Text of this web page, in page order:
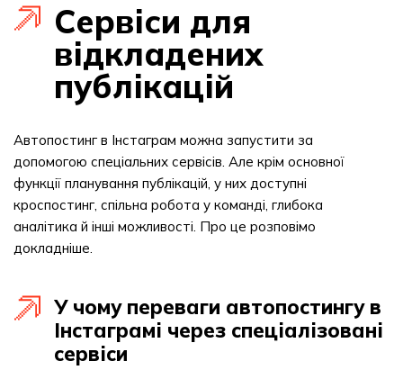
Сервіси для
відкладених
публікацій
Автопостинг в Інстаграм можна запустити за
допомогою спеціальних сервісів. Але крім основної
функції планування публікацій, у них доступні
кроспостинг, спільна робота у команді, глибока
аналітика й інші можливості. Про це розповімо
докладніше.
У чому переваги автопостингу в
Інстаграмі через спеціалізовані
сервіси